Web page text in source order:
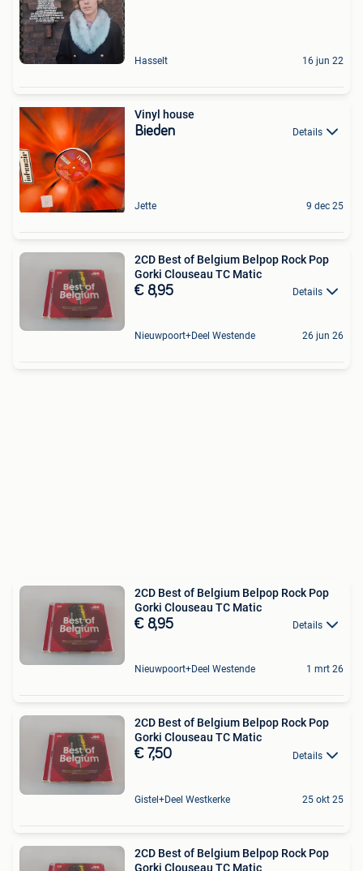
Hasselt 16 jun 22
Vinyl house
Bieden Details
Jette 9 dec 25
2CD Best of Belgium Belpop Rock Pop
Gorki Clouseau TC Matic
€ 8,95 Details
Nieuwpoort+Deel Westende 26 jun 26
2CD Best of Belgium Belpop Rock Pop
Gorki Clouseau TC Matic
€ 8,95 Details
Nieuwpoort+Deel Westende 1 mrt 26
2CD Best of Belgium Belpop Rock Pop
Gorki Clouseau TC Matic
€ 7,50 Details
Gistel+Deel Westkerke 25 okt 25
2CD Best of Belgium Belpop Rock Pop
Gorki Clouseau TC Matic